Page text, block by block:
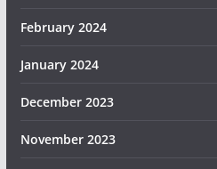
February 2024
January 2024
December 2023
November 2023